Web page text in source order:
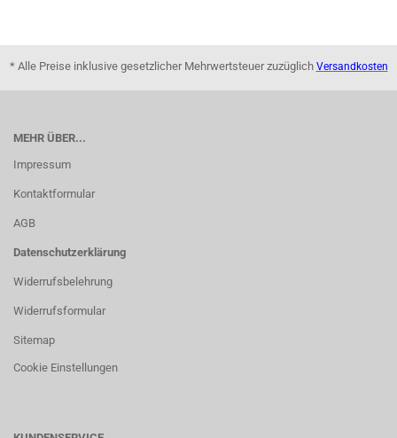
* Alle Preise inklusive gesetzlicher Mehrwertsteuer zuzüglich Versandkosten
MEHR ÜBER...
Impressum
Kontaktformular
AGB
Datenschutzerklärung
Widerrufsbelehrung
Widerrufsformular
Sitemap
Cookie Einstellungen